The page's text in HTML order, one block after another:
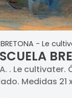
- Le
. Le
Medidas 21